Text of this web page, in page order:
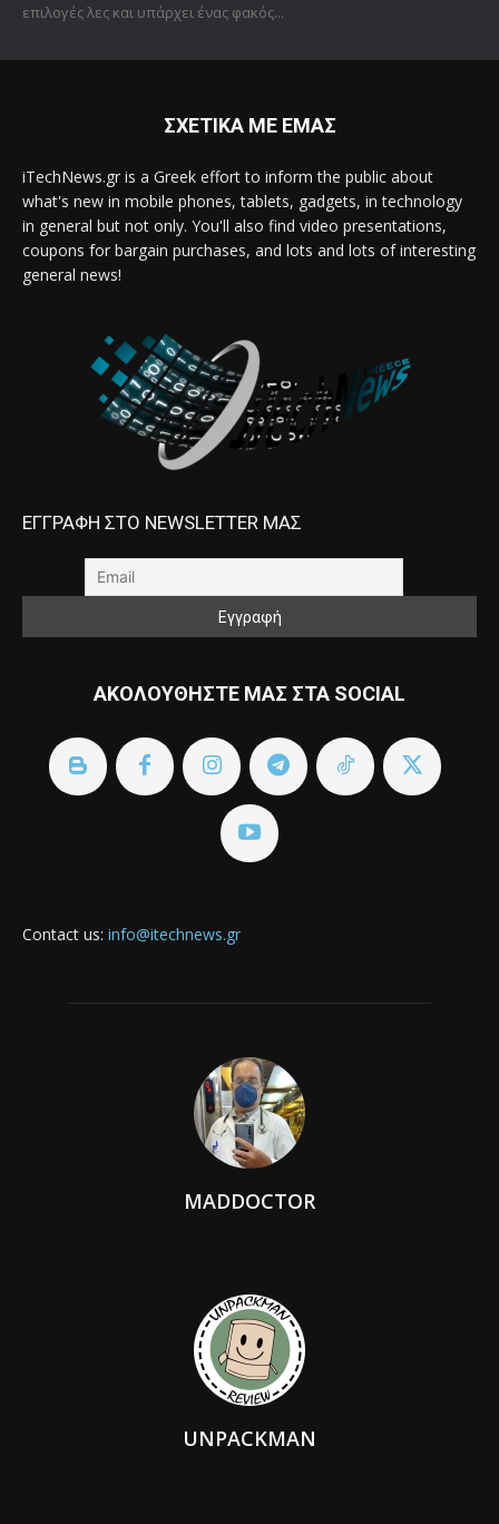
επιλογές λες και υπάρχει ένας φακός...
ΣΧΕΤΙΚΑ ΜΕ ΕΜΑΣ
iTechNews.gr is a Greek effort to inform the public about
what's new in mobile phones, tablets, gadgets, in technology
in general but not only. You'll also find video presentations,
coupons for bargain purchases, and lots and lots of interesting
general news!
ΕΓΓΡΑΦΗ ΣΤΟ NEWSLETTER ΜΑΣ
ΑΚΟΛΟΥΘΗΣΤΕ ΜΑΣ ΣΤΑ SOCIAL
Contact us: info@itechnews.gr
MADDOCTOR
UNPACKMAN